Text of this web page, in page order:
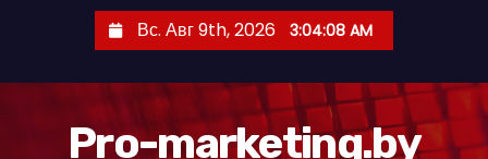
Вс. Авг 9th, 2026 3:04:09 AM
Pro-marketing.by